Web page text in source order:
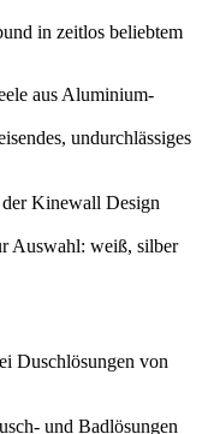
in zeitlos beliebtem
aus Aluminium-
undurchlässiges
Kinewall Design
Auswahl: weiß, silber